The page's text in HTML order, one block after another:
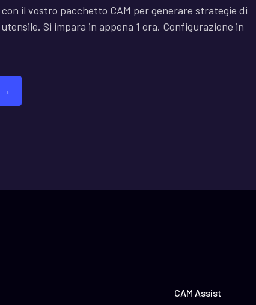
il vostro pacchetto CAM per generare strategie di
Si impara in appena 1 ora. Configurazione in
→
CAM Assist